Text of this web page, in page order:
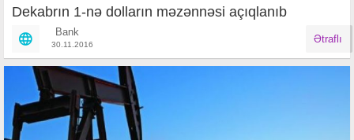
Dekabrın 1-nə dolların məzənnəsi açıqlanıb
Bank
30.11.2016 Ətraflı